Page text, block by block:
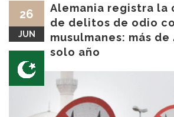
Alemania registra la
de delitos de odio
musulmanes: más de
solo año
26
JUN